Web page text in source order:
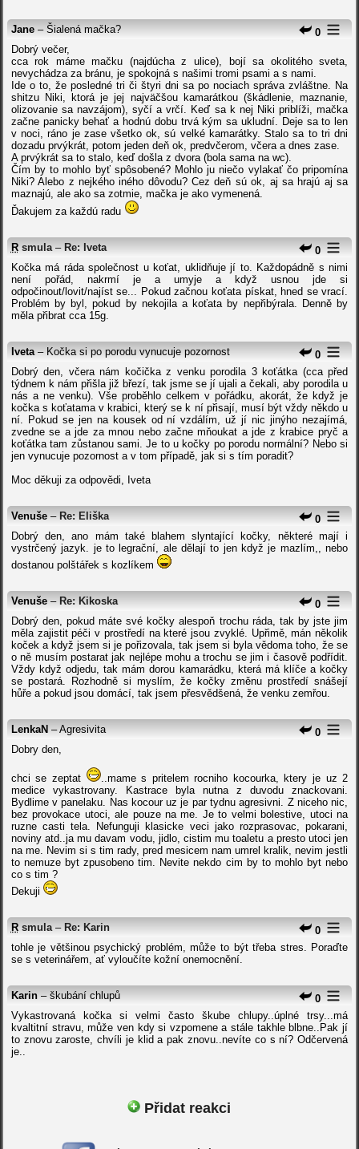
0
Jane– Šialená mačka?
Dobrý večer,
cca rok máme mačku (najdúcha z ulice), bojí sa okolitého sveta,
nevychádza za bránu, je spokojná s našimi tromi psami a s nami.
Ide o to, že posledné tri či štyri dni sa po nociach správa zvláštne. Na
shitzu Niki, ktorá je jej najväčšou kamarátkou (škádlenie, maznanie,
olizovanie sa navzájom), syčí a vrčí. Keď sa k nej Niki priblíži, mačka
začne panicky behať a hodnú dobu trvá kým sa ukludní. Deje sa to len
v noci, ráno je zase všetko ok, sú velké kamarátky. Stalo sa to tri dni
dozadu prvýkrát, potom jeden deň ok, predvčerom, včera a dnes zase.
A prvýkrát sa to stalo, keď došla z dvora (bola sama na wc).
Čím by to mohlo byť spôsobené? Mohlo ju niečo vylakať čo pripomína
Niki? Alebo z nejkého iného dôvodu? Cez deň sú ok, aj sa hrajú aj sa
maznajú, ale ako sa zotmie, mačka je ako vymenená.
Ďakujem za každú radu
0
R smula – Re: Iveta
Kočka má ráda společnost u koťat, uklidňuje jí to. Každopádně s nimi
není pořád, nakrmí je a umyje a když usnou jde si
odpočinout/lovit/najíst se... Pokud začnou koťata pískat, hned se vrací.
Problém by byl, pokud by nekojila a koťata by nepřibýrala. Denně by
měla přibrat cca 15g.
0
Iveta– Kočka si po porodu vynucuje pozornost
Dobrý den, včera nám kočička z venku porodila 3 koťátka (cca před
týdnem k nám přišla již březí, tak jsme se jí ujali a čekali, aby porodila u
nás a ne venku). Vše proběhlo celkem v pořádku, akorát, že když je
kočka s koťatama v krabici, který se k ní přisají, musí být vždy někdo u
ní. Pokud se jen na kousek od ní vzdálím, už jí nic jinýho nezajímá,
zvedne se a jde za mnou nebo začne mňoukat a jde z krabice pryč a
koťátka tam zůstanou sami. Je to u kočky po porodu normální? Nebo si
jen vynucuje pozornost a v tom případě, jak si s tím poradit?
Moc děkuji za odpovědi, Iveta
0
Venuše– Re: Eliška
Dobrý den, ano mám také blahem slyntající kočky, některé mají i
vystrčený jazyk. je to legrační, ale dělají to jen když je mazlím,, nebo
dostanou polštářek s kozlíkem
0
Venuše– Re: Kikoska
Dobrý den, pokud máte své kočky alespoň trochu ráda, tak by jste jim
měla zajistit péči v prostředí na které jsou zvyklé. Upřimě, mán několik
koček a když jsem si je pořizovala, tak jsem si byla vědoma toho, že se
o ně musím postarat jak nejlépe mohu a trochu se jim i časově podřídit.
Vždy když odjedu, tak mám dorou kamarádku, která má klíče a kočky
se postará. Rozhodně si myslím, že kočky změnu prostředí snášejí
hůře a pokud jsou domácí, tak jsem přesvědšená, že venku zemřou.
0
LenkaN – Agresivita
Dobry den,
chci se zeptat
..mame s pritelem rocniho kocourka, ktery je uz 2
medice vykastrovany. Kastrace byla nutna z duvodu znackovani.
Bydlime v panelaku. Nas kocour uz je par tydnu agresivni. Z niceho nic,
bez provokace utoci, ale pouze na me. Je to velmi bolestive, utoci na
ruzne casti tela. Nefunguji klasicke veci jako rozprasovac, pokarani,
noviny atd..ja mu davam vodu, jidlo, cistim mu toaletu a presto utoci jen
na me. Nevim si s tim rady, pred mesicem nam umrel kralik, nevim jestli
to nemuze byt zpusobeno tim. Nevite nekdo cim by to mohlo byt nebo
co s tim ?
Dekuji
0
R smula – Re: Karin
tohle je většinou psychický problém, může to být třeba stres. Poraďte
se s veterinářem, ať vyloučíte kožní onemocnění.
0
Karin – škubání chlupů
Vykastrovaná kočka si velmi často škube chlupy..úplné trsy...má
kvaltitní stravu, může ven kdy si vzpomene a stále takhle blbne..Pak jí
to znovu zaroste, chvíli je klid a pak znovu..nevíte co s ní? Odčervená
je..
Přidat reakci